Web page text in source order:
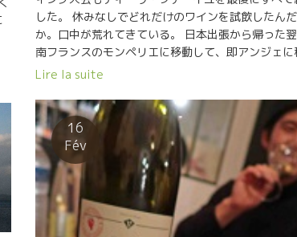
した。 休みなしでどれだけのワインを試飲したん
か。口中が荒れてきている。 日本出張から帰った
南フランスのモンペリエに移動して、即アンジェに
しての テースティング。 一年に一回とはいえ、ます
会のようなテースティングレースになってきた。
２周目のAngersのエキサイティングな試飲は、体
神力の集中が必要だった。でも大変興味深いものだ
た。 それぞれの試飲会に特徴あり。 1) Les
レ・ペニタント試飲会 参加蔵の規模は最も少ないけ
ニタントは自然派の各地のトップクラス、大御所が
ている。 レベル的には最もレベルが高い会場である
会場のやや小さめなので人で溢れる会場である。朝
Lire la suite
16
Fév